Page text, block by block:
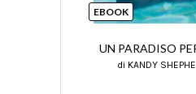
EBOOK
UN PARADISO
di KANDY